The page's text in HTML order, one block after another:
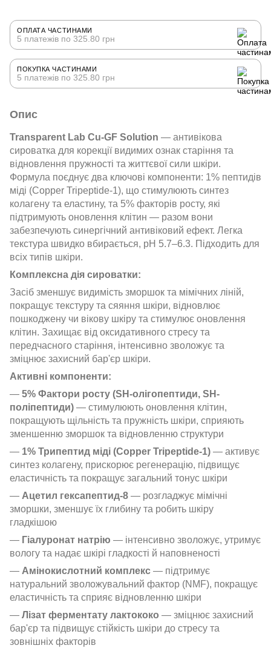
ОПЛАТА ЧАСТИНАМИ
5 платежів по 325.80 грн
ПОКУПКА ЧАСТИНАМИ
5 платежів по 325.80 грн
Опис
Transparent Lab Cu-GF Solution — антивікова
сироватка для корекції видимих ознак старіння та
відновлення пружності та життєвої сили шкіри.
Формула поєднує два ключові компоненти: 1% пептидів
міді (Copper Tripeptide-1), що стимулюють синтез
колагену та еластину, та 5% факторів росту, які
підтримують оновлення клітин — разом вони
забезпечують синергічний антивіковий ефект. Легка
текстура швидко вбирається, pH 5.7–6.3. Підходить для
всіх типів шкіри.
Комплексна дія сироватки:
Засіб зменшує видимість зморшок та мімічних ліній,
покращує текстуру та сяяння шкіри, відновлює
пошкоджену чи вікову шкіру та стимулює оновлення
клітин. Захищає від оксидативного стресу та
передчасного старіння, інтенсивно зволожує та
зміцнює захисний бар'єр шкіри.
Активні компоненти:
— 5% Фактори росту (SH-олігопептиди, SH-
поліпептиди) — стимулюють оновлення клітин,
покращують щільність та пружність шкіри, сприяють
зменшенню зморшок та відновленню структури
— 1% Трипептид міді (Copper Tripeptide-1) — активує
синтез колагену, прискорює регенерацію, підвищує
еластичність та покращує загальний тонус шкіри
— Ацетил гексапептид-8 — розгладжує мімічні
зморшки, зменшує їх глибину та робить шкіру
гладкішою
— Гіалуронат натрію — інтенсивно зволожує, утримує
вологу та надає шкірі гладкості й наповненості
— Амінокислотний комплекс — підтримує
натуральний зволожувальний фактор (NMF), покращує
еластичність та сприяє відновленню шкіри
— Лізат ферментату лактококо — зміцнює захисний
бар'єр та підвищує стійкість шкіри до стресу та
зовнішніх факторів